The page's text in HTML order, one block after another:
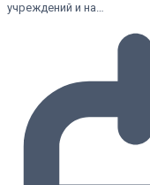
учреждений и на…